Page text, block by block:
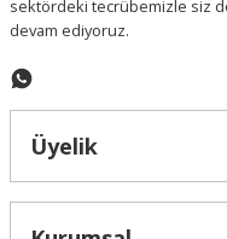
sektördeki tecrübemizle siz
devam ediyoruz.
Üyelik